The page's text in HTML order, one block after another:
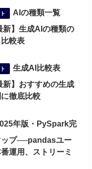
AIの種類一覧
新】生成AIの種類の
較表
生成AI比較表
新】おすすめの生成
徹底比較
年版・PySpark完
ップ──pandasユー
運用、ストリーミ